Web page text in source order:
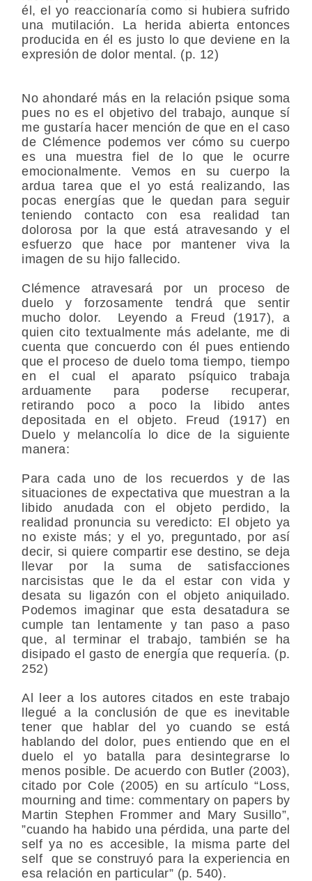
él, el yo reaccionaría como si hubiera sufrido
una mutilación. La herida abierta entonces
producida en él es justo lo que deviene en la
expresión de dolor mental. (p. 12)
No ahondaré más en la relación psique soma
pues no es el objetivo del trabajo, aunque sí
me gustaría hacer mención de que en el caso
de Clémence podemos ver cómo su cuerpo
es una muestra fiel de lo que le ocurre
emocionalmente. Vemos en su cuerpo la
ardua tarea que el yo está realizando, las
pocas energías que le quedan para seguir
teniendo contacto con esa realidad tan
dolorosa por la que está atravesando y el
esfuerzo que hace por mantener viva la
imagen de su hijo fallecido.
Clémence atravesará por un proceso de
duelo y forzosamente tendrá que sentir
mucho dolor. Leyendo a Freud (1917), a
quien cito textualmente más adelante, me di
cuenta que concuerdo con él pues entiendo
que el proceso de duelo toma tiempo, tiempo
en el cual el aparato psíquico trabaja
arduamente para poderse recuperar,
retirando poco a poco la libido antes
depositada en el objeto. Freud (1917) en
Duelo y melancolía lo dice de la siguiente
manera:
Para cada uno de los recuerdos y de las
situaciones de expectativa que muestran a la
libido anudada con el objeto perdido, la
realidad pronuncia su veredicto: El objeto ya
no existe más; y el yo, preguntado, por así
decir, si quiere compartir ese destino, se deja
llevar por la suma de satisfacciones
narcisistas que le da el estar con vida y
desata su ligazón con el objeto aniquilado.
Podemos imaginar que esta desatadura se
cumple tan lentamente y tan paso a paso
que, al terminar el trabajo, también se ha
disipado el gasto de energía que requería. (p.
252)
Al leer a los autores citados en este trabajo
llegué a la conclusión de que es inevitable
tener que hablar del yo cuando se está
hablando del dolor, pues entiendo que en el
duelo el yo batalla para desintegrarse lo
menos posible. De acuerdo con Butler (2003),
citado por Cole (2005) en su artículo “Loss,
mourning and time: commentary on papers by
Martin Stephen Frommer and Mary Susillo”,
”cuando ha habido una pérdida, una parte del
self ya no es accesible, la misma parte del
self que se construyó para la experiencia en
esa relación en particular” (p. 540).